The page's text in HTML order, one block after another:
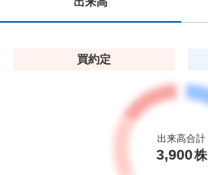
買約定
出来高合計
3,900株